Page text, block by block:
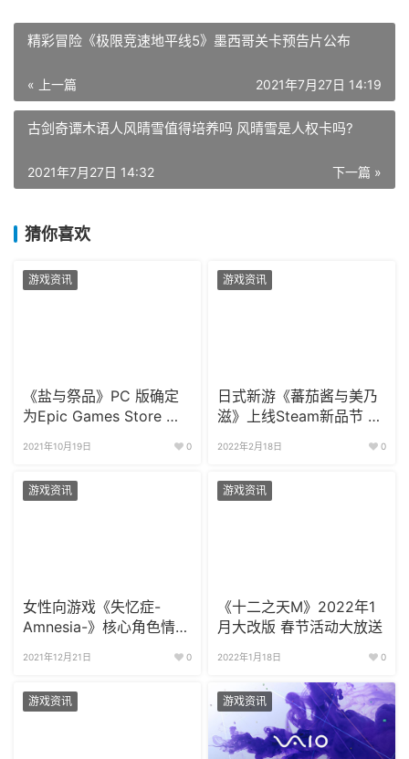
精彩冒险《极限竞速地平线5》墨西哥关卡预告片公布
« 上一篇 2021年7月27日 14:19
古剑奇谭木语人风晴雪值得培养吗 风晴雪是人权卡吗?
下一篇 »
2021年7月27日 14:32
猜你喜欢
游戏资讯
《盐与祭品》PC 版确定
为Epic Games Store 独
2021年10月19日 0
游戏资讯
日式新游《蕃茄酱与美乃
滋》上线Steam新品节 试
2022年2月18日 0
游戏资讯
女性向游戏《失忆症-
Amnesia-》核心角色情报
2021年12月21日 0
游戏资讯
《十二之天M》2022年1
月大改版 春节活动大放送
2022年1月18日 0
游戏资讯 游戏资讯